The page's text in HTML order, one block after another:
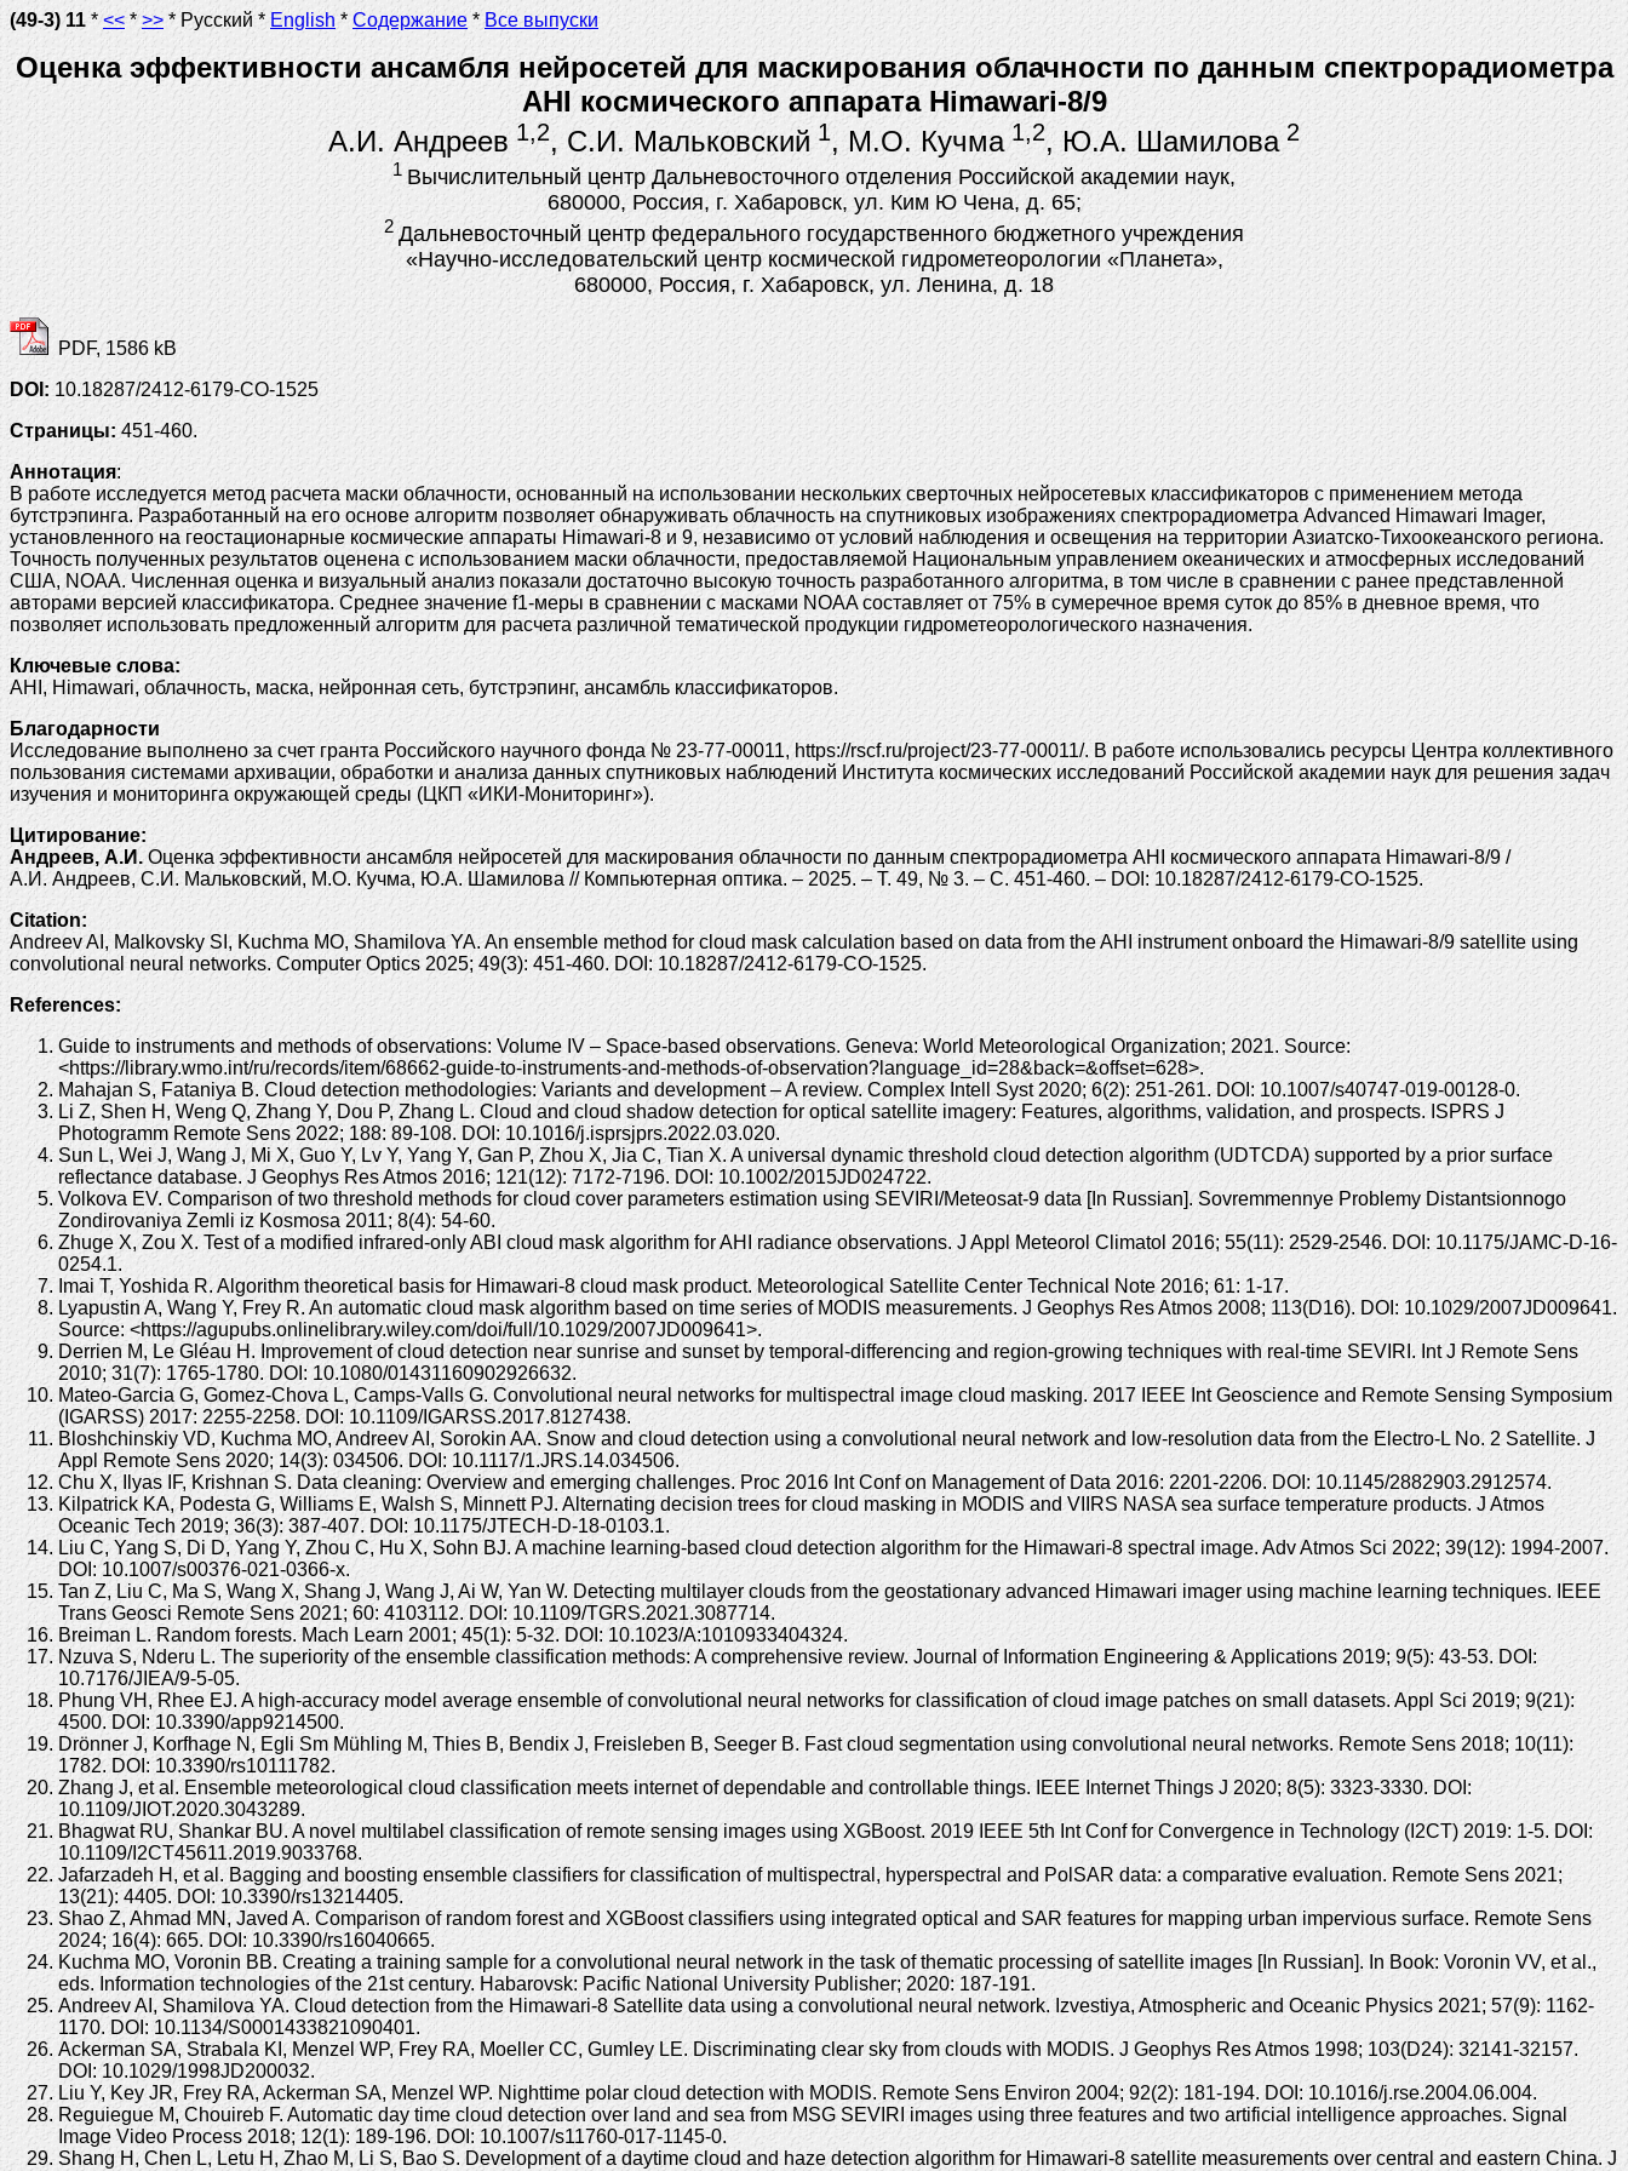
(49-3) 11 * << * >> * Русский * English * Содержание * Все выпуски
Оценка эффективности ансамбля нейросетей для маскирования облачности по данным спектрорадиометра
AHI космического аппарата Himawari-8/9
А.И. Андреев 1,2, С.И. Мальковский 1, М.О. Кучма 1,2, Ю.А. Шамилова2
1 Вычислительный центр Дальневосточного отделения Российской академии наук,
680000, Россия, г. Хабаровск, ул. Ким Ю Чена, д. 65;
2 Дальневосточный центр федерального государственного бюджетного учреждения
«Научно-исследовательский центр космической гидрометеорологии «Планета»,
680000, Россия, г. Хабаровск, ул. Ленина, д. 18
PDF, 1586 kB
DOI: 10.18287/2412-6179-CO-1525
Страницы: 451-460.
Аннотация:
В работе исследуется метод расчета маски облачности, основанный на использовании нескольких сверточных нейросетевых классификаторов с применением метода
бутстрэпинга. Разработанный на его основе алгоритм позволяет обнаруживать облачность на спутниковых изображениях спектрорадиометра Advanced Himawari Imager,
установленного на геостационарные космические аппараты Himawari-8 и 9, независимо от условий наблюдения и освещения на территории Азиатско-Тихоокеанского региона.
Точность полученных результатов оценена с использованием маски облачности, предоставляемой Национальным управлением океанических и атмосферных исследований
США, NOAA. Численная оценка и визуальный анализ показали достаточно высокую точность разработанного алгоритма, в том числе в сравнении с ранее представленной
авторами версией классификатора. Среднее значение f1-меры в сравнении с масками NOAA составляет от 75% в сумеречное время суток до 85% в дневное время, что
позволяет использовать предложенный алгоритм для расчета различной тематической продукции гидрометеорологического назначения.
Ключевые слова:
AHI, Himawari, облачность, маска, нейронная сеть, бутстрэпинг, ансамбль классификаторов.
Благодарности
Исследование выполнено за счет гранта Российского научного фонда № 23-77-00011, https://rscf.ru/project/23-77-00011/. В работе использовались ресурсы Центра коллективного
пользования системами архивации, обработки и анализа данных спутниковых наблюдений Института космических исследований Российской академии наук для решения задач
изучения и мониторинга окружающей среды (ЦКП «ИКИ-Мониторинг»).
Цитирование:
Андреев, А.И.Оценка эффективности ансамбля нейросетей для маскирования облачности по данным спектрорадиометра AHI космического аппарата Himawari-8/9 /
А.И. Андреев, С.И. Мальковский, М.О. Кучма, Ю.А. Шамилова // Компьютерная оптика. – 2025. – Т. 49, № 3. – С. 451-460. – DOI: 10.18287/2412-6179-CO-1525.
Citation:
Andreev AI, Malkovsky SI, Kuchma MO, Shamilova YA. An ensemble method for cloud mask calculation based on data from the AHI instrument onboard the Himawari-8/9 satellite using
convolutional neural networks. Computer Optics 2025; 49(3): 451-460. DOI: 10.18287/2412-6179-CO-1525.
References:
Guide to instruments and methods of observations: Volume IV – Space-based observations. Geneva: World Meteorological Organization; 2021. Source:
<https://library.wmo.int/ru/records/item/68662-guide-to-instruments-and-methods-of-observation?language_id=28&back=&offset=628>.
Mahajan S, Fataniya B. Cloud detection methodologies: Variants and development – A review. Complex Intell Syst 2020; 6(2): 251-261. DOI: 10.1007/s40747-019-00128-0.
Li Z, Shen H, Weng Q, Zhang Y, Dou P, Zhang L. Cloud and cloud shadow detection for optical satellite imagery: Features, algorithms, validation, and prospects. ISPRS J
Photogramm Remote Sens 2022; 188: 89-108. DOI: 10.1016/j.isprsjprs.2022.03.020.
Sun L, Wei J, Wang J, Mi X, Guo Y, Lv Y, Yang Y, Gan P, Zhou X, Jia C, Tian X. A universal dynamic threshold cloud detection algorithm (UDTCDA) supported by a prior surface
reflectance database. J Geophys Res Atmos 2016; 121(12): 7172-7196. DOI: 10.1002/2015JD024722.
Volkova EV. Comparison of two threshold methods for cloud cover parameters estimation using SEVIRI/Meteosat-9 data [In Russian]. Sovremmennye Problemy Distantsionnogo
Zondirovaniya Zemli iz Kosmosa 2011; 8(4): 54-60.
Zhuge X, Zou X. Test of a modified infrared-only ABI cloud mask algorithm for AHI radiance observations. J Appl Meteorol Climatol 2016; 55(11): 2529-2546. DOI: 10.1175/JAMC-D-16-
0254.1.
Imai T, Yoshida R. Algorithm theoretical basis for Himawari-8 cloud mask product. Meteorological Satellite Center Technical Note 2016; 61: 1-17.
Lyapustin A, Wang Y, Frey R. An automatic cloud mask algorithm based on time series of MODIS measurements. J Geophys Res Atmos 2008; 113(D16). DOI: 10.1029/2007JD009641.
Source: <https://agupubs.onlinelibrary.wiley.com/doi/full/10.1029/2007JD009641>.
Derrien M, Le Gléau H. Improvement of cloud detection near sunrise and sunset by temporal-differencing and region-growing techniques with real-time SEVIRI. Int J Remote Sens
2010; 31(7): 1765-1780. DOI: 10.1080/01431160902926632.
Mateo-Garcia G, Gomez-Chova L, Camps-Valls G. Convolutional neural networks for multispectral image cloud masking. 2017 IEEE Int Geoscience and Remote Sensing Symposium
(IGARSS) 2017: 2255-2258. DOI: 10.1109/IGARSS.2017.8127438.
Bloshchinskiy VD, Kuchma MO, Andreev AI, Sorokin AA. Snow and cloud detection using a convolutional neural network and low-resolution data from the Electro-L No. 2 Satellite. J
Appl Remote Sens 2020; 14(3): 034506. DOI: 10.1117/1.JRS.14.034506.
Chu X, Ilyas IF, Krishnan S. Data cleaning: Overview and emerging challenges. Proc 2016 Int Conf on Management of Data 2016: 2201-2206. DOI: 10.1145/2882903.2912574.
Kilpatrick KA, Podesta G, Williams E, Walsh S, Minnett PJ. Alternating decision trees for cloud masking in MODIS and VIIRS NASA sea surface temperature products. J Atmos
Oceanic Tech 2019; 36(3): 387-407. DOI: 10.1175/JTECH-D-18-0103.1.
Liu C, Yang S, Di D, Yang Y, Zhou C, Hu X, Sohn BJ. A machine learning-based cloud detection algorithm for the Himawari-8 spectral image. Adv Atmos Sci 2022; 39(12): 1994-2007.
DOI: 10.1007/s00376-021-0366-x.
Tan Z, Liu C, Ma S, Wang X, Shang J, Wang J, Ai W, Yan W. Detecting multilayer clouds from the geostationary advanced Himawari imager using machine learning techniques. IEEE
Trans Geosci Remote Sens 2021; 60: 4103112. DOI: 10.1109/TGRS.2021.3087714.
Breiman L. Random forests. Mach Learn 2001; 45(1): 5-32. DOI: 10.1023/A:1010933404324.
Nzuva S, Nderu L. The superiority of the ensemble classification methods: A comprehensive review. Journal of Information Engineering & Applications 2019; 9(5): 43-53. DOI:
10.7176/JIEA/9-5-05.
Phung VH, Rhee EJ. A high-accuracy model average ensemble of convolutional neural networks for classification of cloud image patches on small datasets. Appl Sci 2019; 9(21):
4500. DOI: 10.3390/app9214500.
Drönner J, Korfhage N, Egli Sm Mühling M, Thies B, Bendix J, Freisleben B, Seeger B. Fast cloud segmentation using convolutional neural networks. Remote Sens 2018; 10(11):
1782. DOI: 10.3390/rs10111782.
Zhang J, et al. Ensemble meteorological cloud classification meets internet of dependable and controllable things. IEEE Internet Things J 2020; 8(5): 3323-3330. DOI:
10.1109/JIOT.2020.3043289.
Bhagwat RU, Shankar BU. A novel multilabel classification of remote sensing images using XGBoost. 2019 IEEE 5th Int Conf for Convergence in Technology (I2CT) 2019: 1-5. DOI:
10.1109/I2CT45611.2019.9033768.
Jafarzadeh H, et al. Bagging and boosting ensemble classifiers for classification of multispectral, hyperspectral and PolSAR data: a comparative evaluation. Remote Sens 2021;
13(21): 4405. DOI: 10.3390/rs13214405.
Shao Z, Ahmad MN, Javed A. Comparison of random forest and XGBoost classifiers using integrated optical and SAR features for mapping urban impervious surface. Remote Sens
2024; 16(4): 665. DOI: 10.3390/rs16040665.
Kuchma MO, Voronin BB. Creating a training sample for a convolutional neural network in the task of thematic processing of satellite images [In Russian]. In Book: Voronin VV, et al.,
eds. Information technologies of the 21st century. Habarovsk: Pacific National University Publisher; 2020: 187-191.
Andreev AI, Shamilova YA. Cloud detection from the Himawari-8 Satellite data using a convolutional neural network. Izvestiya, Atmospheric and Oceanic Physics 2021; 57(9): 1162-
1170. DOI: 10.1134/S0001433821090401.
Ackerman SA, Strabala KI, Menzel WP, Frey RA, Moeller CC, Gumley LE. Discriminating clear sky from clouds with MODIS. J Geophys Res Atmos 1998; 103(D24): 32141-32157.
DOI: 10.1029/1998JD200032.
Liu Y, Key JR, Frey RA, Ackerman SA, Menzel WP. Nighttime polar cloud detection with MODIS. Remote Sens Environ 2004; 92(2): 181-194. DOI: 10.1016/j.rse.2004.06.004.
Reguiegue M, Chouireb F. Automatic day time cloud detection over land and sea from MSG SEVIRI images using three features and two artificial intelligence approaches. Signal
Image Video Process 2018; 12(1): 189-196. DOI: 10.1007/s11760-017-1145-0.
Shang H, Chen L, Letu H, Zhao M, Li S, Bao S. Development of a daytime cloud and haze detection algorithm for Himawari-8 satellite measurements over central and eastern China. J